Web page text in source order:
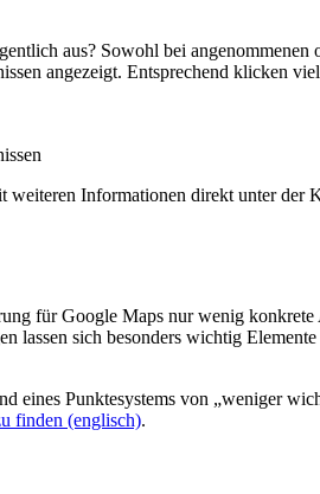
aus? Sowohl bei angenommenen
angezeigt. Entsprechend klicken
Informationen direkt unter der
für Google Maps nur wenig
lassen sich besonders wichtig
eines Punktesystems von „weniger
finden (englisch).